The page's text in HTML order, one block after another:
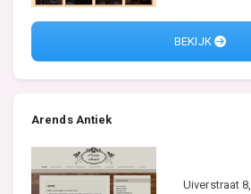
BEKIJK
Arends Antiek
Uiverstraat 8,